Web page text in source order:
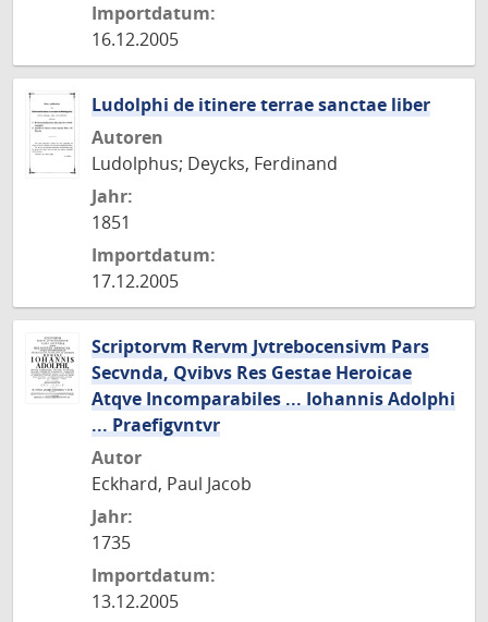
Importdatum:
16.12.2005
Ludolphi de itinere terrae sanctae liber
Autoren
Ludolphus; Deycks, Ferdinand
Jahr:
1851
Importdatum:
17.12.2005
Scriptorvm Rervm Jvtrebocensivm Pars
Secvnda, Qvibvs Res Gestae Heroicae
Atqve Incomparabiles ... Iohannis Adolphi
... Praefigvntvr
Autor
Eckhard, Paul Jacob
Jahr:
1735
Importdatum:
13.12.2005